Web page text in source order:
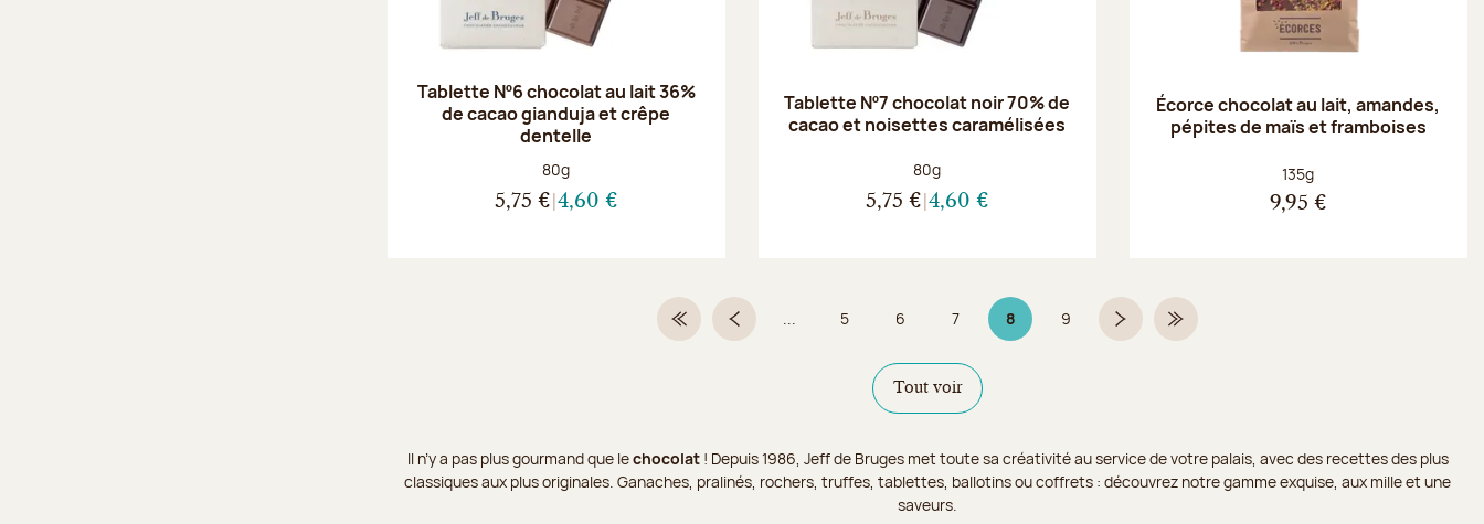
Tablette Nº6 chocolat au lait 36%
de cacao gianduja et crêpe
dentelle
Poids net :
80g
5,75 € 4,60 €
Tablette Nº7 chocolat noir 70% de
cacao et noisettes caramélisées
Poids net :
80g
5,75 € 4,60 €
Écorce chocolat au lait, amandes,
pépites de maïs et framboises
Poids net :
135g
9,95 €
Première pagePage précédente
... Page
5 Page
6 Page
7 8Page 8 sur 9
Page
9 Page suivanteDernière page
Tout voir
Il n’y a pas plus gourmand que lechocolat! Depuis 1986, Jeff de Bruges met toute sa créativité au service de votre palais, avec des recettes des plus
classiques aux plus originales. Ganaches, pralinés, rochers, truffes, tablettes, ballotins ou coffrets : découvrez notre gamme exquise, aux mille et une
saveurs.